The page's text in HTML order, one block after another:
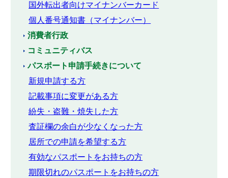
国外転出者向けマイナンバーカード
個人番号通知書（マイナンバー）
消費者行政
コミュニティバス
パスポート申請手続きについて
新規申請する方
記載事項に変更がある方
紛失・盗難・焼失した方
査証欄の余白が少なくなった方
居所での申請を希望する方
有効なパスポートをお持ちの方
期限切れのパスポートをお持ちの方